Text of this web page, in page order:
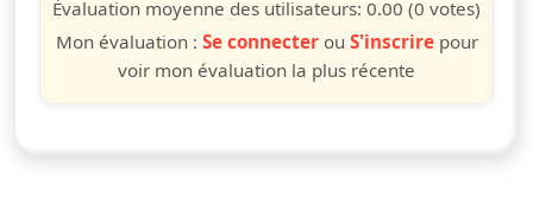
Évaluation moyenne des utilisateurs: 0.00 (0 votes)
Mon évaluation : Se connecterou S'inscrirepour
voir mon évaluation la plus récente